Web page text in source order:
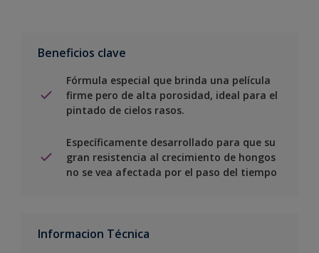
Beneficios clave
Fórmula especial que brinda una película
firme pero de alta porosidad, ideal para el
pintado de cielos rasos.
Específicamente desarrollado para que su
gran resistencia al crecimiento de hongos
no se vea afectada por el paso del tiempo
Informacion Técnica